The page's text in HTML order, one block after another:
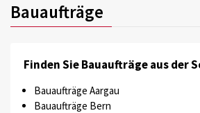
Bauaufträge
Finden Sie Bauaufträge aus der
Bauaufträge Aargau
Bauaufträge Bern